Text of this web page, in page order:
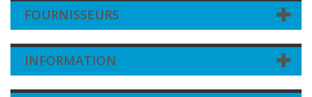
FOURNISSEURS
INFORMATION